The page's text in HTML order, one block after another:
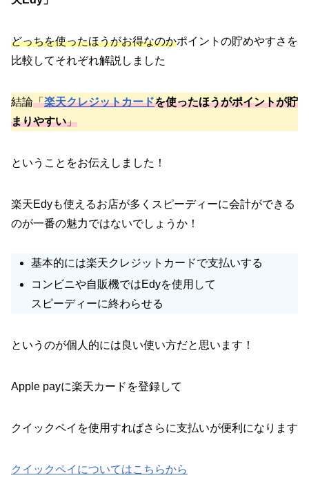
どっちを使ったほうがお得なのかポイントの貯めやすさを
比較してそれぞれ解説しました
結論「楽天クレジットカードを使ったほうがポイントが貯
まりやすい」
ということをお伝えしました！
楽天Edyも使えるお店が多くスピーディーに会計ができる
のが一番の魅力ではないでしょうか！
基本的には楽天クレジットカードで支払いする
コンビニや自販機ではEdyを使用して
スピーディーに終わらせる
というのが個人的には良い使い方だと思います！
Apple payに楽天カードを登録して
クイックペイを使用すればさらに支払いが便利になります
クイックペイについてはこちらから